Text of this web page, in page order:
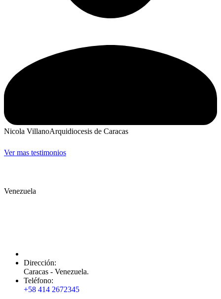
Nicola VillanoArquidiocesis de Caracas
Ver mas testimonios
Venezuela
Dirección:
Caracas - Venezuela.
Teléfono:
+58 414 2672345